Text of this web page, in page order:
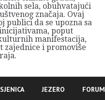
sela, obuhvatajući
značaja. Ovaj
publici da se upozna sa
poput
manifestacija,
zajednice i promoviše
JEZERO FORUM